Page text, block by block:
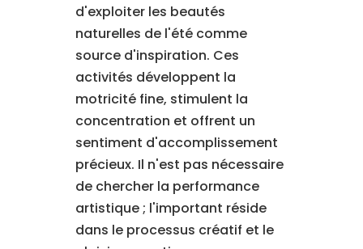
d'exploiter les beautés
naturelles de l'été comme
source d'inspiration. Ces
activités développent la
motricité fine, stimulent la
concentration et offrent un
sentiment d'accomplissement
précieux. Il n'est pas nécessaire
de chercher la performance
artistique ; l'important réside
dans le processus créatif et le